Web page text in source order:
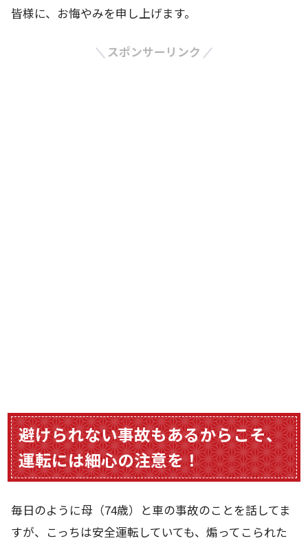
皆様に、お悔やみを申し上げます。
スポンサーリンク
避けられない事故もあるからこそ、
運転には細心の注意を！
毎日のように母（74歳）と車の事故のことを話してま
すが、こっちは安全運転していても、煽ってこられた